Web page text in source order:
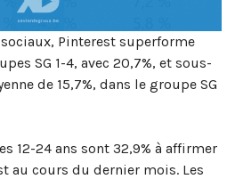
Pinterest superforme
SG 1-4, avec 20,7%, et sous-
de 15,7%, dans le groupe SG
12-24 ans sont 32,9% à affirmer
au cours du dernier mois. Les